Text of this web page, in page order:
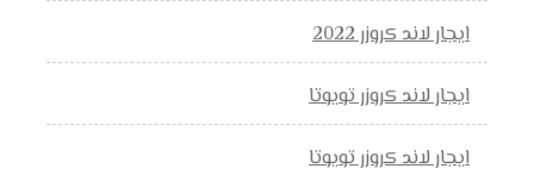
ايجار لاند كروزر 2022
ايجار لاند كروزر تويوتا
ايجار لاند كروزر تويوتا